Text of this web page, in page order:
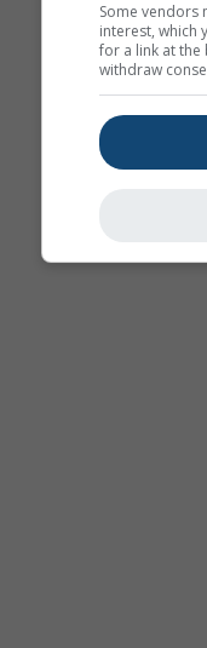
Some vendors
interest, which
for a link at
withdraw